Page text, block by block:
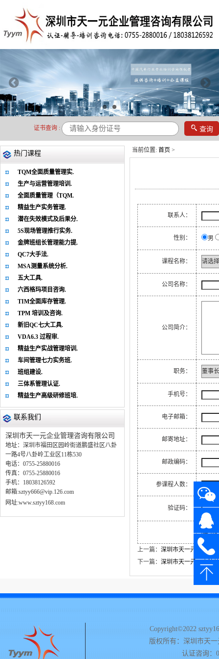
证书查询 :  查询
热门课程
TQM全面质量管理实.
生产与运营管理培训.
全面质量管理（TQM.
精益生产实务管理.
潜在失效模式及后果分.
5S现场管理推行实务.
金牌班组长管理能力提.
QC7大手法.
MSA测量系统分析.
五大工具.
六西格玛项目咨询.
TIM全面库存管理.
TPM 培训及咨询.
新旧QC七大工具.
VDA6.3 过程审.
精益生产实战管理培训.
车间管理七力实务班.
班组建设.
三体系管理认证.
精益生产高级研修班培.
联系我们
深圳市天一元企业管理咨询有限公司
地址：深圳市福田区园岭街道鹏盛社区八卦
一路4号八卦岭工业区11栋530
电话：0755-25880016
传真：0755-25880016
手机：18038126592
邮箱:sztyy666@vip.126.com
网址:www.sztyy168.com
当前位置: 首页 >
联系人：
性别： 男
课程名称：
公司名称：
公司简介：
职务：
手机号：
电子邮箱：
邮寄地址：
邮政编码：
参课程人数：
验证码：
上一篇： 深圳市天一元：洛阳
下一篇： 深圳市天一元：宁波
Copyright©2022
版权所有：深圳市天
认证咨询：